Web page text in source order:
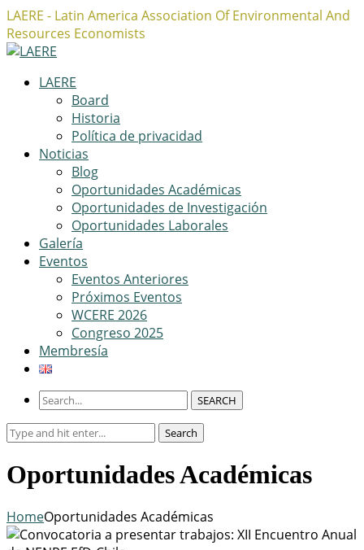
LAERE - Latin America Association Of Environmental And
Resources Economists
Facebook
Twitter
Instagram
LAERE
Board
Historia
Política de privacidad
Noticias
Blog
Oportunidades Académicas
Oportunidades de Investigación
Oportunidades Laborales
Galería
Eventos
Eventos Anteriores
Próximos Eventos
WCERE 2026
Congreso 2025
Membresía
SEARCH
Search
Search
Oportunidades Académicas
HomeOportunidades Académicas